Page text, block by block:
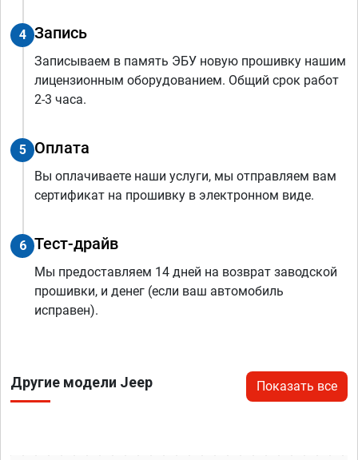
4 Запись
Записываем в память ЭБУ новую прошивку нашим
лицензионным оборудованием. Общий срок работ
2-3 часа.
5 Оплата
Вы оплачиваете наши услуги, мы отправляем вам
сертификат на прошивку в электронном виде.
6 Тест-драйв
Мы предоставляем 14 дней на возврат заводской
прошивки, и денег (если ваш автомобиль
исправен).
Другие модели Jeep Показать все